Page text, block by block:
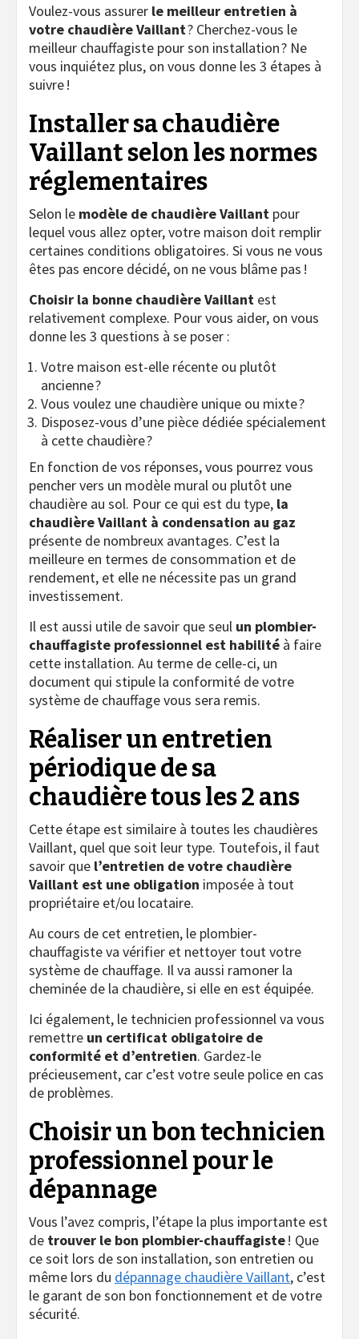
Voulez-vous assurer le meilleur entretien à
votre chaudière Vaillant? Cherchez-vous le
meilleur chauffagiste pour son installation ? Ne
vous inquiétez plus, on vous donne les 3 étapes à
suivre !
Installer sa chaudière
Vaillant selon les normes
réglementaires
Selon le modèle de chaudière Vaillant pour
lequel vous allez opter, votre maison doit remplir
certaines conditions obligatoires. Si vous ne vous
êtes pas encore décidé, on ne vous blâme pas !
Choisir la bonne chaudière Vaillant est
relativement complexe. Pour vous aider, on vous
donne les 3 questions à se poser :
Votre maison est-elle récente ou plutôt
ancienne ?
Vous voulez une chaudière unique ou mixte ?
Disposez-vous d’une pièce dédiée spécialement
à cette chaudière ?
En fonction de vos réponses, vous pourrez vous
pencher vers un modèle mural ou plutôt une
chaudière au sol. Pour ce qui est du type, la
chaudière Vaillant à condensation au gaz
présente de nombreux avantages. C’est la
meilleure en termes de consommation et de
rendement, et elle ne nécessite pas un grand
investissement.
Il est aussi utile de savoir que seul un plombier-
chauffagiste professionnel est habilité à faire
cette installation. Au terme de celle-ci, un
document qui stipule la conformité de votre
système de chauffage vous sera remis.
Réaliser un entretien
périodique de sa
chaudière tous les 2 ans
Cette étape est similaire à toutes les chaudières
Vaillant, quel que soit leur type. Toutefois, il faut
savoir que l’entretien de votre chaudière
Vaillant est une obligation imposée à tout
propriétaire et/ou locataire.
Au cours de cet entretien, le plombier-
chauffagiste va vérifier et nettoyer tout votre
système de chauffage. Il va aussi ramoner la
cheminée de la chaudière, si elle en est équipée.
Ici également, le technicien professionnel va vous
remettre un certificat obligatoire de
conformité et d’entretien. Gardez-le
précieusement, car c’est votre seule police en cas
de problèmes.
Choisir un bon technicien
professionnel pour le
dépannage
Vous l’avez compris, l’étape la plus importante est
de trouver le bon plombier-chauffagiste! Que
ce soit lors de son installation, son entretien ou
même lors du dépannage chaudière Vaillant, c’est
le garant de son bon fonctionnement et de votre
sécurité.